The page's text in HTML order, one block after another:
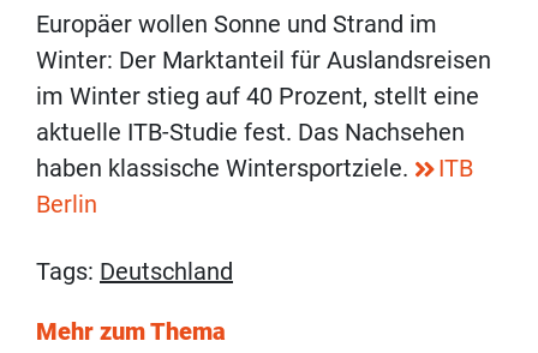
Europäer wollen Sonne und Strand im
Winter: Der Marktanteil für Auslandsreisen
im Winter stieg auf 40 Prozent, stellt eine
aktuelle ITB-Studie fest. Das Nachsehen
haben klassische Wintersportziele.
ITB
Berlin
Tags: Deutschland
Mehr zum Thema